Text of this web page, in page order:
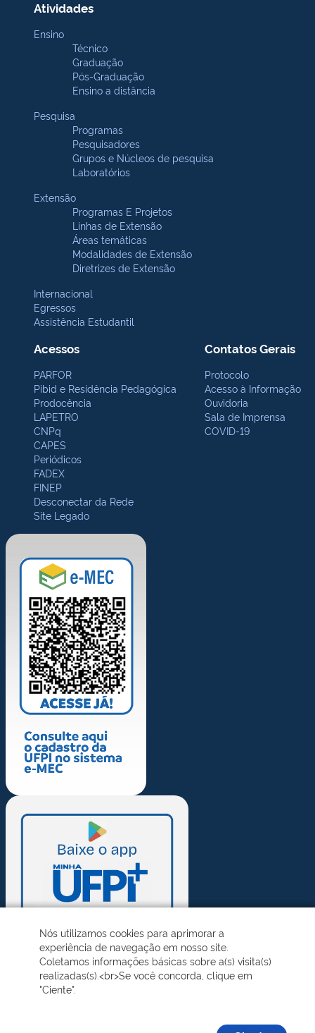
Atividades
Ensino
Técnico
Graduação
Pós-Graduação
Ensino a distância
Pesquisa
Programas
Pesquisadores
Grupos e Núcleos de pesquisa
Laboratórios
Extensão
Programas E Projetos
Linhas de Extensão
Áreas temáticas
Modalidades de Extensão
Diretrizes de Extensão
Internacional
Egressos
Assistência Estudantil
Acessos
PARFOR
Pibid e Residência Pedagógica
Prodocência
LAPETRO
CNPq
CAPES
Periódicos
FADEX
FINEP
Desconectar da Rede
Site Legado
Contatos Gerais
Protocolo
Acesso à Informação
Ouvidoria
Sala de Imprensa
COVID-19
Nós utilizamos cookies para aprimorar a
experiência de navegação em nosso site.
Coletamos informações básicas sobre a(s) visita(s)
realizadas(s).<br>Se você concorda, clique em
"Ciente".